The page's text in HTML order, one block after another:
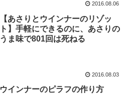
2016.08.06
【あさりとウインナーのリゾッ
ト】手軽にできるのに、あさりの
うま味で801回は死ねる
2016.08.03
ウインナーのピラフの作り方